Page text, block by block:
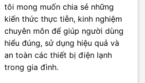
tôi mong muốn chia sẻ những
kiến thức thực tiễn, kinh nghiệm
chuyên môn để giúp người dùng
hiểu đúng, sử dụng hiệu quả và
an toàn các thiết bị điện lạnh
trong gia đình.